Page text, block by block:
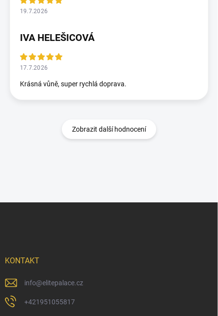
19.7.2026
IVA HELEŠICOVÁ
17.7.2026
Krásná vůně, super rychlá doprava.
Zobrazit další hodnocení
KONTAKT
info@elitepalace.cz
+421951055817